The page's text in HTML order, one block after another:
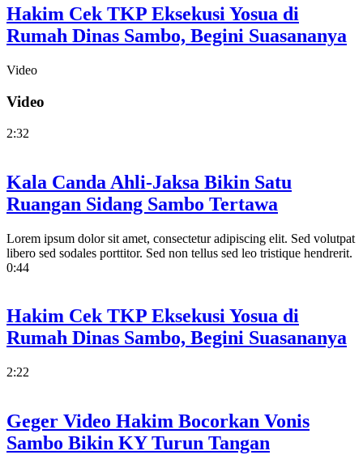
Hakim Cek TKP Eksekusi Yosua di
Rumah Dinas Sambo, Begini Suasananya
Video
Video
2:32
Kala Canda Ahli-Jaksa Bikin Satu
Ruangan Sidang Sambo Tertawa
Lorem ipsum dolor sit amet, consectetur adipiscing elit. Sed volutpat
libero sed sodales porttitor. Sed non tellus sed leo tristique hendrerit.
0:44
Hakim Cek TKP Eksekusi Yosua di
Rumah Dinas Sambo, Begini Suasananya
2:22
Geger Video Hakim Bocorkan Vonis
Sambo Bikin KY Turun Tangan